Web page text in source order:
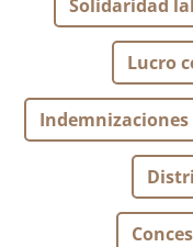
Solidaridad
Lucro
Indemnizaciones